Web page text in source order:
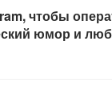
чтобы
юмор и